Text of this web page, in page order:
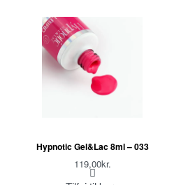
Hypnotic Gel&Lac 8ml – 033
119,00kr.